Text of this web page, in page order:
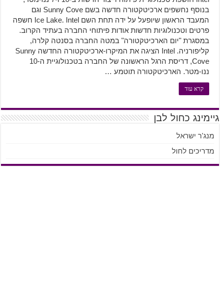
בנוסף נחשפים ארכיטקטורה חדשה בשם Sunny Cove וגם
המעבד הראשון שיופעל על ידה תחת השם Ice Lake. Intel חשפה
פרטים וטכנולוגיות חדשות אודות פיתוחי החברה בעתיד הקרוב.
במסגרת "יום הארכיטקטורה" במטה החברה בסנטה קלרה,
קליפורניה. Intel הציגה את המיקרו-ארכיטקטורה החדשה Sunny
Cove, דריסת הרגל הראשונה של החברה בטכנולוגיית ה-10
ננו-מטר. הארכיטקטורה תוטמע …
קרא עוד
גיימינג כחול לבן
מנג'ר ישראל
מדריכים לחול